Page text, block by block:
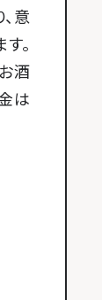
意
。
酒
は